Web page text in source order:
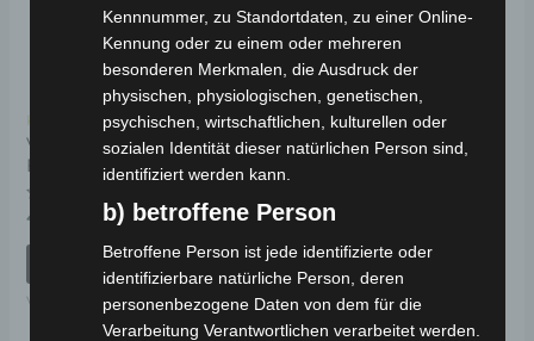
Kostenloser Versand
VISTA HALTEPLATTE
FÜR ELEKTRONIK
Bewertet
0
49,00
IN DEN WARENKORB
VISTA
Kennnummer, zu Standortdaten, zu einer Online-
Kennung oder zu einem oder mehreren
besonderen Merkmalen, die Ausdruck der
physischen, physiologischen, genetischen,
psychischen, wirtschaftlichen, kulturellen oder
sozialen Identität dieser natürlichen Person sind,
identifiziert werden kann.
b) betroffene Person
Betroffene Person ist jede identifizierte oder
identifizierbare natürliche Person, deren
personenbezogene Daten von dem für die
Verarbeitung Verantwortlichen verarbeitet werden.